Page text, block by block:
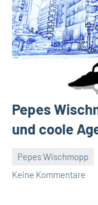
Pepes
und coole
Pepes Wischmopp
Keine Kommentare